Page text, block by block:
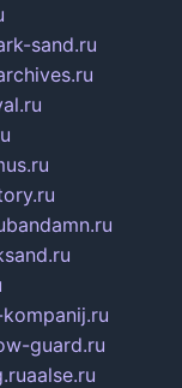
sand.ru
bandamn.ru
guard.ru
aalse.ru